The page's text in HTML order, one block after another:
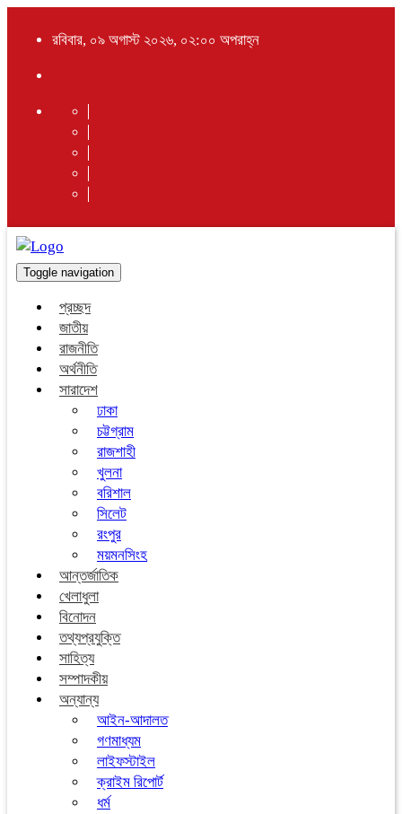
রবিবার, ০৯ অগাস্ট ২০২৬, ০২:০০ অপরাহ্ন
Toggle navigation
প্রচ্ছদ
জাতীয়
রাজনীতি
অর্থনীতি
সারাদেশ
ঢাকা
চট্টগ্রাম
রাজশাহী
খুলনা
বরিশাল
সিলেট
রংপুর
ময়মনসিংহ
আন্তর্জাতিক
খেলাধুলা
বিনোদন
তথ্যপ্রযুক্তি
সাহিত্য
সম্পাদকীয়
অন্যান্য
আইন-আদালত
গণমাধ্যম
লাইফস্টাইল
ক্রাইম রিপোর্ট
ধর্ম